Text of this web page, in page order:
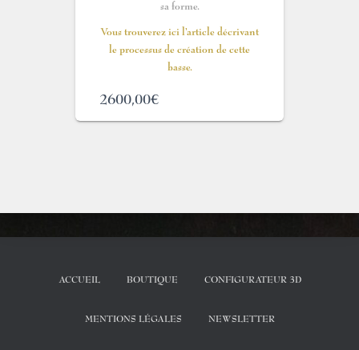
sa forme.
Vous trouverez ici l’article décrivant
le processus de création de cette
basse.
2600,00€
ACCUEIL BOUTIQUE CONFIGURATEUR 3D
MENTIONS LÉGALES NEWSLETTER